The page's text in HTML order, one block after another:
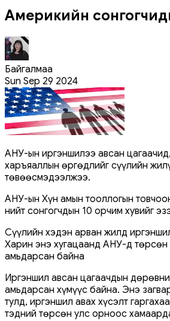
Америкийн
Байгалмаа
Sun Sep 29 2024
АНУ-ын иргэншилээ авсан
харъяаллын өргөдлийг сүүлийн
төвөөсмэдээлжээ.
АНУ-ын Хүн амын тооллогын
нийт сонгогчдын 10 орчим хувийг
Сүүлийн хэдэн арван жилд
Харин энэ хугацаанд АНУ-д төрсөн
амьдарсан байна
Иргэншил авсан цагаачдын
амьдарсан хүмүүс байна. Энэ
тулд, иргэншил авах хүсэлт
тэдний төрсөн улс орноос